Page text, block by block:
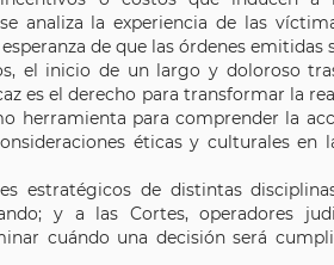
analiza la experiencia de las
de que las órdenes emitidas
el inicio de un largo y doloroso
es el derecho para transformar la
herramienta para comprender la
éticas y culturales en
estratégicos de distintas
y a las Cortes, operadores
cuándo una decisión será